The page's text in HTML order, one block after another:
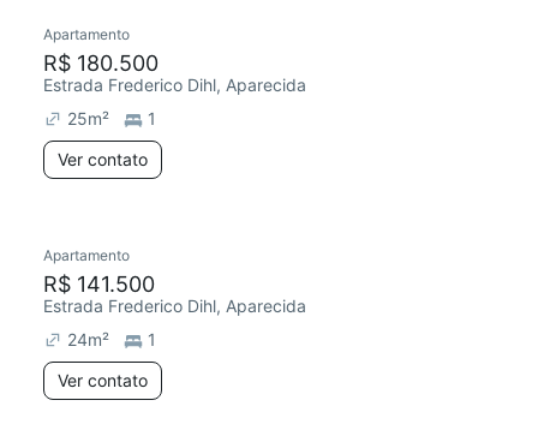
Apartamento
R$ 180.500
Estrada Frederico Dihl, Aparecida
25m²
1
Ver contato
Apartamento
R$ 141.500
Estrada Frederico Dihl, Aparecida
24m²
1
Ver contato